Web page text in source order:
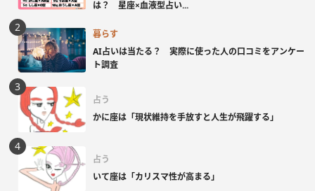
は？ 星座×血液型占い...
暮らす
AI占いは当たる？ 実際に使った人の口コミをアンケー
ト調査
占う
かに座は「現状維持を手放すと人生が飛躍する」
占う
いて座は「カリスマ性が高まる」